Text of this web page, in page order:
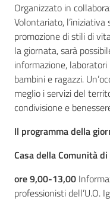
Organizzato in
Volontariato,
promozione di stili di
la giornata, sarà
informazione,
bambini e ragazzi.
meglio i servizi del
condivisione e
Il programma della
Casa della Comunità
ore 9,00-13,00
professionisti dell’U.O.